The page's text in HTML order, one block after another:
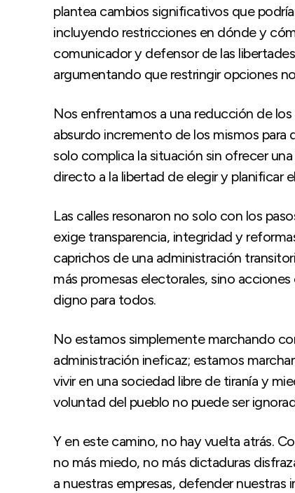
plantea cambios significativos que
incluyendo restricciones en dónde y
comunicador y defensor de las
argumentando que restringir opciones
Nos enfrentamos a una reducción de
absurdo incremento de los mismos para
solo complica la situación sin ofrecer
directo a la libertad de elegir y planificar
Las calles resonaron no solo con los
exige transparencia, integridad y
caprichos de una administración
más promesas electorales, sino
digno para todos.
No estamos simplemente marchando
administración ineficaz; estamos
vivir en una sociedad libre de tiranía y
voluntad del pueblo no puede ser
Y en este camino, no hay vuelta atrás.
no más miedo, no más dictaduras
a nuestras empresas, defender nuestras